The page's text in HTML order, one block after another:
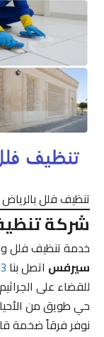
تنظيف فلل بالرياض
شركة
خدمة تنظيف فلل
سيرفساتصل بنا
للقضاء على الجراثيم.
حي طويق من الأحياء
نوفر فرقاً ضخمة